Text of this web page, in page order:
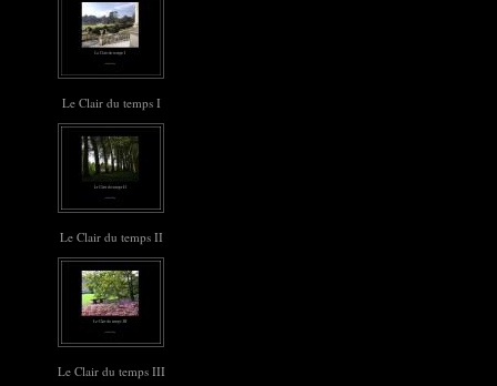
Le Clair du temps I
Le Clair du temps II
Le Clair du temps III